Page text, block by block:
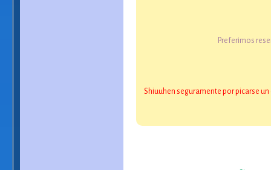
Preferimos
Shiuuhen seguramente por picarse